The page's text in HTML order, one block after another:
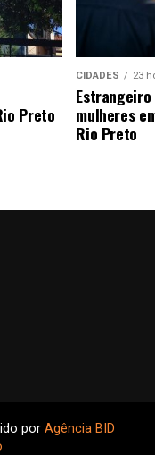
Preto
CIDADES 23
mulheres
Rio Preto
por Agência BID